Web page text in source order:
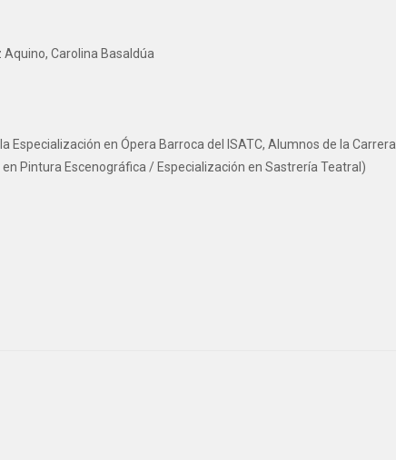
Carolina Basaldúa
Especialización en Ópera Barroca del ISATC, Alumnos de la Carrera
Pintura Escenográfica / Especialización en Sastrería Teatral)